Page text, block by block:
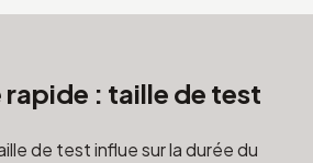
rapide : taille de test
de test influe sur la durée du